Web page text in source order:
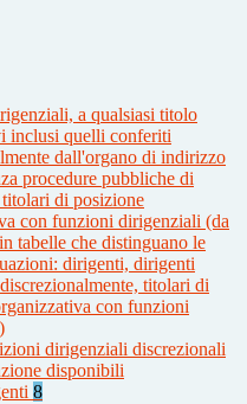
a qualsiasi titolo
inclusi quelli conferiti
dall'organo di indirizzo
procedure pubbliche di
titolari di posizione
con funzioni dirigenziali (da
tabelle che distinguano le
dirigenti, dirigenti
titolari di
con funzioni
dirigenziali discrezionali
disponibili
8